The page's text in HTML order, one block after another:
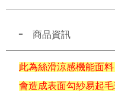
商品資訊
此為絲滑涼感機能面
會造成表面勾紗易起